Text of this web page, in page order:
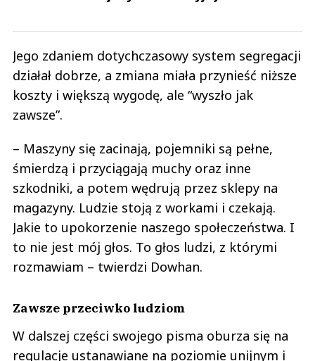
Jego zdaniem dotychczasowy system segregacji
działał dobrze, a zmiana miała przynieść niższe
koszty i większą wygodę, ale “wyszło jak
zawsze”.
– Maszyny się zacinają, pojemniki są pełne,
śmierdzą i przyciągają muchy oraz inne
szkodniki, a potem wędrują przez sklepy na
magazyny. Ludzie stoją z workami i czekają.
Jakie to upokorzenie naszego społeczeństwa. I
to nie jest mój głos. To głos ludzi, z którymi
rozmawiam – twierdzi Dowhan.
W dalszej części swojego pisma oburza się na
regulacje ustanawiane na poziomie unijnym i
twierdzi, że najbogatsi ludzie za nic mają